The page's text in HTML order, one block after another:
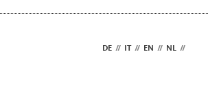
DE // IT // EN // NL //